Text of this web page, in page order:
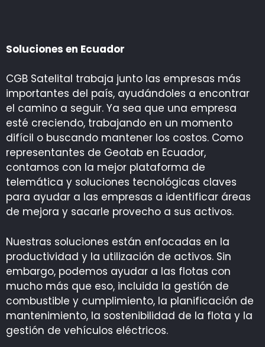
Soluciones en Ecuador
CGB Satelital trabaja junto las empresas más
importantes del país, ayudándoles a encontrar
el camino a seguir. Ya sea que una empresa
esté creciendo, trabajando en un momento
difícil o buscando mantener los costos. Como
representantes de Geotab en Ecuador,
contamos con la mejor plataforma de
telemática y soluciones tecnológicas claves
para ayudar a las empresas a identificar áreas
de mejora y sacarle provecho a sus activos.
Nuestras soluciones están enfocadas en la
productividad y la utilización de activos. Sin
embargo, podemos ayudar a las flotas con
mucho más que eso, incluida la gestión de
combustible y cumplimiento, la planificación de
mantenimiento, la sostenibilidad de la flota y la
gestión de vehículos eléctricos.